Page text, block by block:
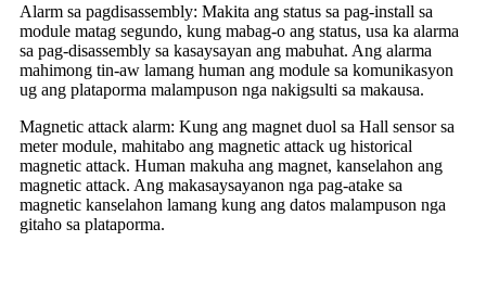
Alarm sa pagdisassembly: Makita ang status sa pag-install sa
module matag segundo, kung mabag-o ang status, usa ka alarma
sa pag-disassembly sa kasaysayan ang mabuhat. Ang alarma
mahimong tin-aw lamang human ang module sa komunikasyon
ug ang plataporma malampuson nga nakigsulti sa makausa.
Magnetic attack alarm: Kung ang magnet duol sa Hall sensor sa
meter module, mahitabo ang magnetic attack ug historical
magnetic attack. Human makuha ang magnet, kanselahon ang
magnetic attack. Ang makasaysayanon nga pag-atake sa
magnetic kanselahon lamang kung ang datos malampuson nga
gitaho sa plataporma.